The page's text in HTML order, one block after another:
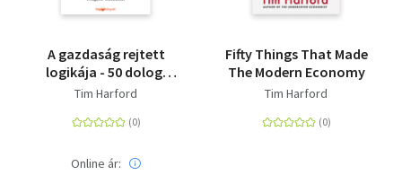
A gazdaság rejtett
logikája - 50 dolog,
amely meghatározza
Tim Harford
Online ár:
Fifty Things That Made
The Modern Economy
Tim Harford